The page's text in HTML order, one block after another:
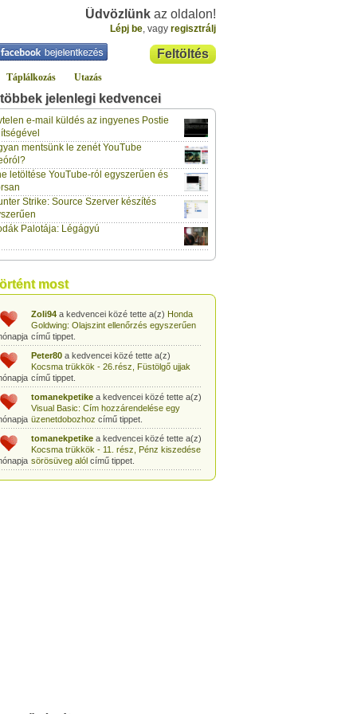
Üdvözlünk az oldalon!
Lépj be, vagy regisztrálj
Feltöltés
Táplálkozás Utazás
jelenlegi kedvencei
e-mail küldés az ingyenes Postie
mentsünk le zenét YouTube
letöltése YouTube-ról egyszerűen és
Strike: Source Szerver készítés
Palotája: Légágyú
most
klaus70a kedvencei közé tette a(z)
Lockerz meghívó és regisztrációcímű
tippet.
vidazoltan a kedvencei közé tette a(z)
Hogyan csinálják a négy ász kártyatrükköt?
című tippet.
Egyszerű kártyatrükk: Kártyalap kitalálása
trükkösen
vidazoltana kedvencei közé tette a(z)
kártyalap a pakli tetejéncímű tippet.
Egyszerű kártyatrükk: STOP!
Zoli94a kedvencei közé tette a(z) Honda
Goldwing: Olajszint ellenőrzés egyszerűen
című tippet.
Peter80a kedvencei közé tette a(z)
Kocsma trükkök - 26.rész, Füstölgő ujjak
című tippet.
tomanekpetikea kedvencei közé tette a(z)
Visual Basic: Cím hozzárendelése egy
üzenetdobozhoz című tippet.
tomanekpetikea kedvencei közé tette a(z)
Kocsma trükkök - 11. rész, Pénz kiszedése
sörösüveg alólcímű tippet.
tomanekpetikea kedvencei közé tette a(z)